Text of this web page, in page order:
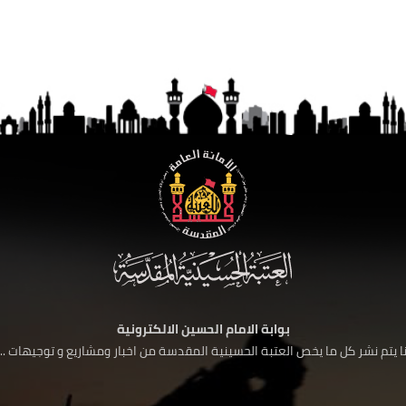
بوابة الامام الحسين الالكترونية
يتم نشر كل ما يخص العتبة الحسينية المقدسة من اخبار ومشاريع و توجيهات